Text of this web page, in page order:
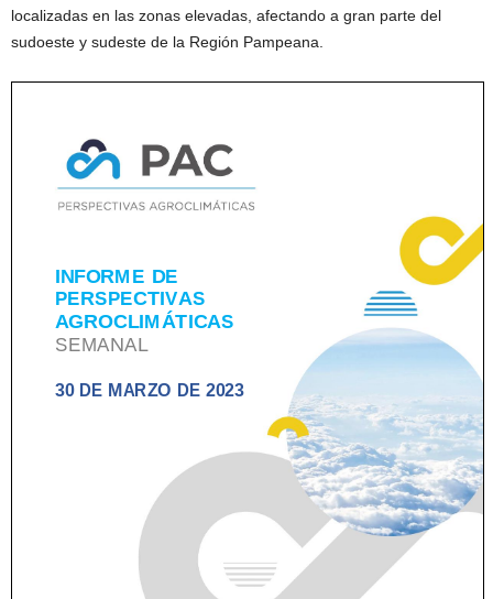
localizadas en las zonas elevadas, afectando a gran parte del
sudoeste y sudeste de la Región Pampeana.